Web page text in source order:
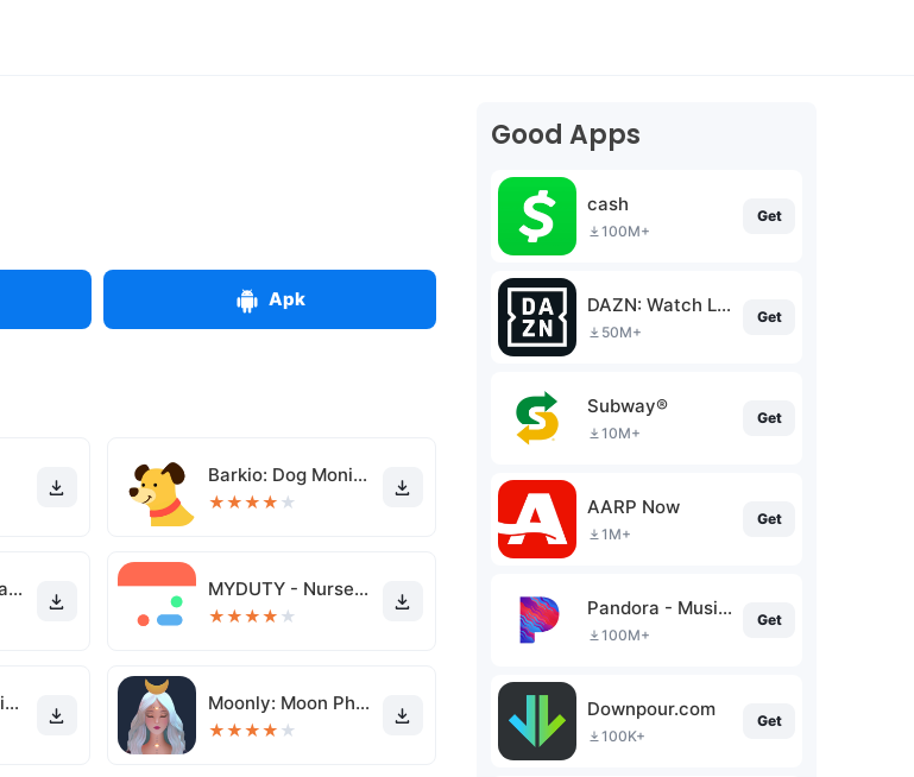
Apk
Barkio: Dog Monitor & Pet Cam
★★★★ ★
H&M - we love fashion MYDUTY - Nurse Calendar
★★★★ ★
Combyne - Outfit creation Moonly: Moon Phases & Calendar
★★★★ ★
Good Apps
cash
100M+
Get
DAZN: Watch Live Sports
50M+
Get
Subway®
10M+
Get
AARP Now
1M+
Get
Pandora - Music & Podcasts
100M+
Get
Downpour.com
100K+
Get